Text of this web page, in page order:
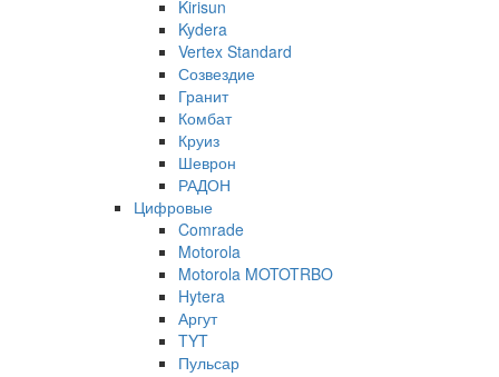
Kirisun
Kydera
Vertex Standard
Созвездие
Гранит
Комбат
Круиз
Шеврон
РАДОН
Цифровые
Comrade
Motorola
Motorola MOTOTRBO
Hytera
Аргут
TYT
Пульсар